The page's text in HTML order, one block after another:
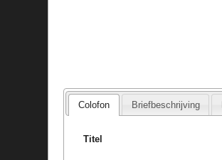
Colofon Briefbeschrijving
Titel